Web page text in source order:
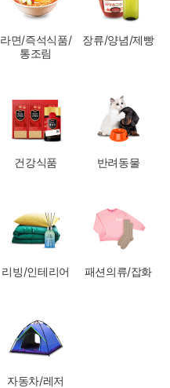
라면/즉석식품/
통조림
장류/양념/제빵
건강식품 반려동물
리빙/인테리어 패션의류/잡화
자동차/레저